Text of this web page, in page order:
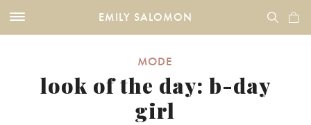
EMILY SALOMON
MODE
look of the day: b-day
girl